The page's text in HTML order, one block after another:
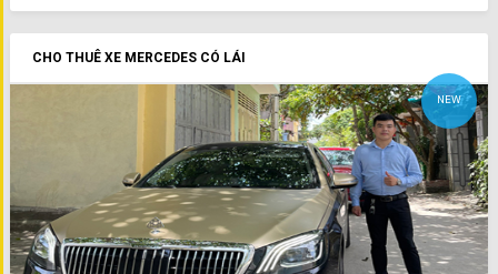
CHO THUÊ XE MERCEDES CÓ LÁI
NEW